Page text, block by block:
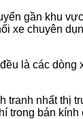
gần khu
xe chuyên
là các
tranh nhất thị
trong bán